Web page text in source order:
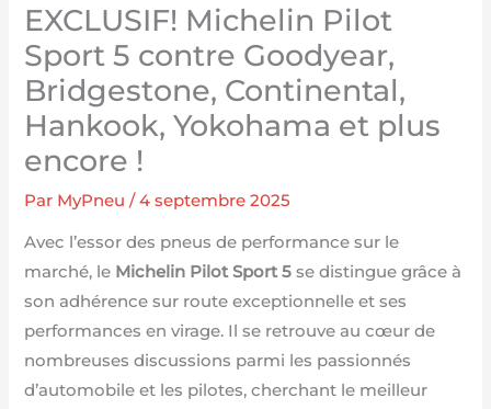
EXCLUSIF! Michelin Pilot
Sport 5 contre Goodyear,
Bridgestone, Continental,
Hankook, Yokohama et plus
encore !
Par MyPneu/4 septembre 2025
Avec l’essor des pneus de performance sur le
marché, le Michelin Pilot Sport 5 se distingue grâce à
son adhérence sur route exceptionnelle et ses
performances en virage. Il se retrouve au cœur de
nombreuses discussions parmi les passionnés
d’automobile et les pilotes, cherchant le meilleur